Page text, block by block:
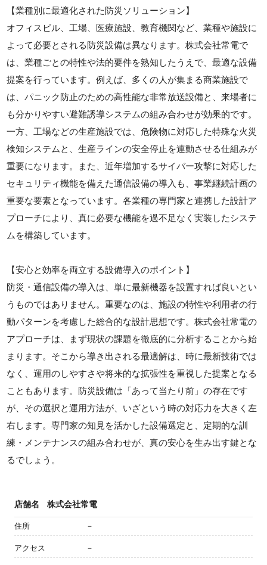
【業種別に最適化された防災ソリューション】
オフィスビル、工場、医療施設、教育機関など、業種や施設に
よって必要とされる防災設備は異なります。株式会社常電で
は、業種ごとの特性や法的要件を熟知したうえで、最適な設備
提案を行っています。例えば、多くの人が集まる商業施設で
は、パニック防止のための高性能な非常放送設備と、来場者に
も分かりやすい避難誘導システムの組み合わせが効果的です。
一方、工場などの生産施設では、危険物に対応した特殊な火災
検知システムと、生産ラインの安全停止を連動させる仕組みが
重要になります。また、近年増加するサイバー攻撃に対応した
セキュリティ機能を備えた通信設備の導入も、事業継続計画の
重要な要素となっています。各業種の専門家と連携した設計ア
プローチにより、真に必要な機能を過不足なく実装したシステ
ムを構築しています。
【安心と効率を両立する設備導入のポイント】
防災・通信設備の導入は、単に最新機器を設置すれば良いとい
うものではありません。重要なのは、施設の特性や利用者の行
動パターンを考慮した総合的な設計思想です。株式会社常電の
アプローチは、まず現状の課題を徹底的に分析することから始
まります。そこから導き出される最適解は、時に最新技術では
なく、運用のしやすさや将来的な拡張性を重視した提案となる
こともあります。防災設備は「あって当たり前」の存在です
が、その選択と運用方法が、いざという時の対応力を大きく左
右します。専門家の知見を活かした設備選定と、定期的な訓
練・メンテナンスの組み合わせが、真の安心を生み出す鍵とな
るでしょう。
店舗名 株式会社常電
住所 －
アクセス －